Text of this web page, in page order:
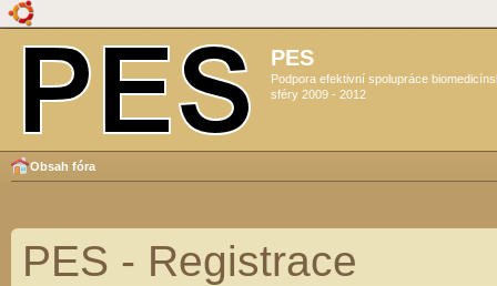
PES
Podpora efektivní spolupráce
sféry 2009 - 2012
Obsah fóra
PES - Registrace